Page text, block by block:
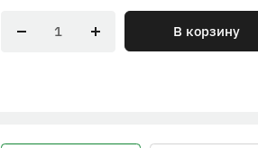
В корзину